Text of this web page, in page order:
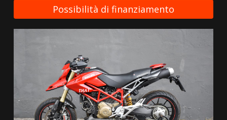
Possibilità di finanziamento